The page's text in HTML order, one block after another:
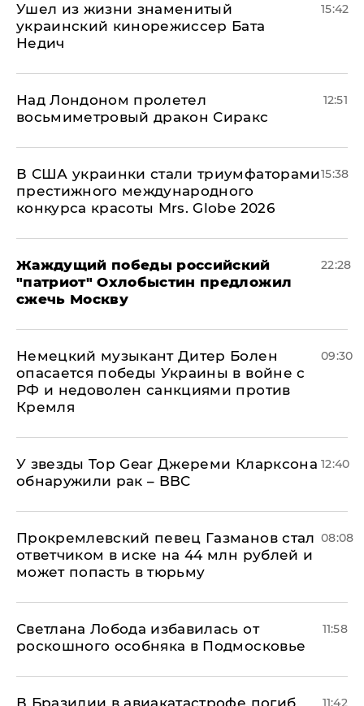
Ушел из жизни знаменитый
украинский кинорежиссер Бата
Недич
15:42
Над Лондоном пролетел
восьмиметровый дракон Сиракс
12:51
В США украинки стали триумфаторами
престижного международного
конкурса красоты Mrs. Globe 2026
15:38
Жаждущий победы российский
"патриот" Охлобыстин предложил
сжечь Москву
22:28
Немецкий музыкант Дитер Болен
опасается победы Украины в войне с
РФ и недоволен санкциями против
Кремля
09:30
У звезды Top Gear Джереми Кларксона
обнаружили рак – BBC
12:40
Прокремлевский певец Газманов стал
ответчиком в иске на 44 млн рублей и
может попасть в тюрьму
08:08
Светлана Лобода избавилась от
роскошного особняка в Подмосковье
11:58
11:42